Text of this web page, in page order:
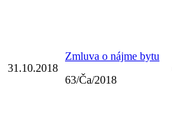
31.10.2018
Zmluva o nájme bytu
63/Ča/2018